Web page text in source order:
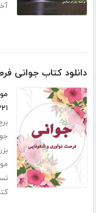
دانلود کتاب جوانی
۲۲۱